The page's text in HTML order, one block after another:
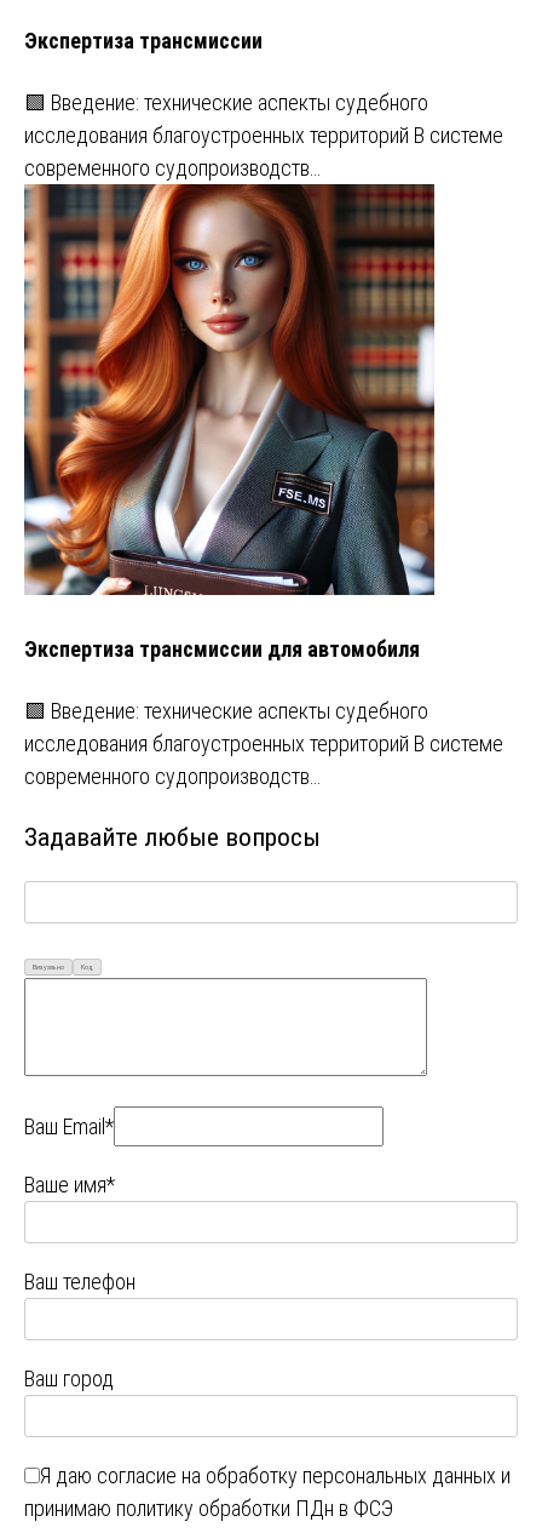
Экспертиза трансмиссии
🟩 Введение: технические аспекты судебного
исследования благоустроенных территорий В системе
современного судопроизводств…
Экспертиза трансмиссии для автомобиля
🟩 Введение: технические аспекты судебного
исследования благоустроенных территорий В системе
современного судопроизводств…
Задавайте любые вопросы
Визуально Код
Ваш Email*
Ваше имя*
Ваш телефон
Ваш город
Я даю согласие на обработку персональных данных и
принимаю политику обработки ПДн в ФСЭ